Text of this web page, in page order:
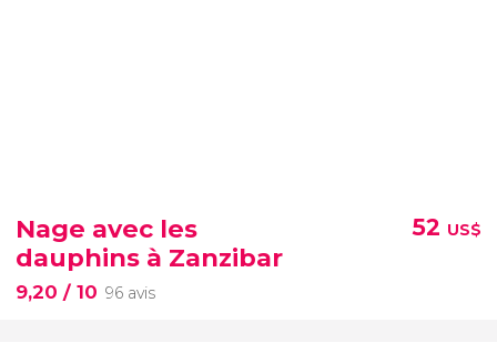
Nage avec les
dauphins à Zanzibar
9,20 / 10 96 avis
52 US$